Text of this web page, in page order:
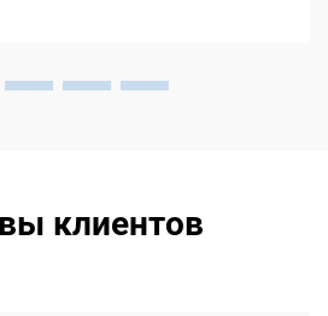
индивидуальные
клиентов